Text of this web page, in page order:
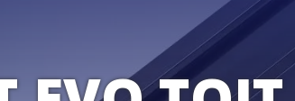
Êtes-vous un installateur ?
E-mail